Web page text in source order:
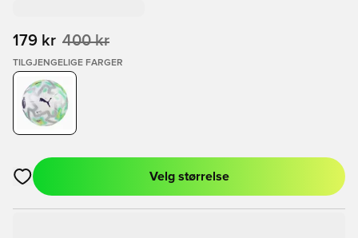
179 kr 400 kr
TILGJENGELIGE FARGER
Åpner en Modal for å logge inn eller registrere deg som
Velg størrelse